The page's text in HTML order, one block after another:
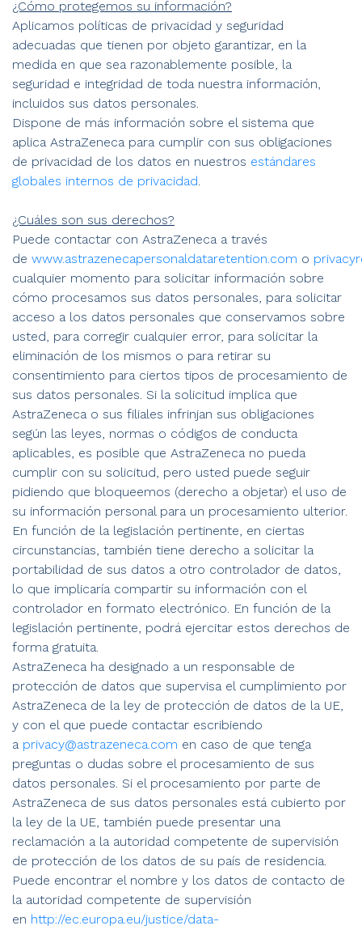
¿Cómo protegemos su información?
Aplicamos políticas de privacidad y seguridad
adecuadas que tienen por objeto garantizar, en la
medida en que sea razonablemente posible, la
seguridad e integridad de toda nuestra información,
incluidos sus datos personales.
Dispone de más información sobre el sistema que
aplica AstraZeneca para cumplir con sus obligaciones
de privacidad de los datos en nuestros estándares
globales internos de privacidad.
¿Cuáles son sus derechos?
Puede contactar con AstraZeneca a través
de www.astrazenecapersonaldataretention.com o
cualquier momento para solicitar información sobre
cómo procesamos sus datos personales, para solicitar
acceso a los datos personales que conservamos sobre
usted, para corregir cualquier error, para solicitar la
eliminación de los mismos o para retirar su
consentimiento para ciertos tipos de procesamiento de
sus datos personales. Si la solicitud implica que
AstraZeneca o sus filiales infrinjan sus obligaciones
según las leyes, normas o códigos de conducta
aplicables, es posible que AstraZeneca no pueda
cumplir con su solicitud, pero usted puede seguir
pidiendo que bloqueemos (derecho a objetar) el uso de
su información personal para un procesamiento ulterior.
En función de la legislación pertinente, en ciertas
circunstancias, también tiene derecho a solicitar la
portabilidad de sus datos a otro controlador de datos,
lo que implicaría compartir su información con el
controlador en formato electrónico. En función de la
legislación pertinente, podrá ejercitar estos derechos de
forma gratuita.
AstraZeneca ha designado a un responsable de
protección de datos que supervisa el cumplimiento por
AstraZeneca de la ley de protección de datos de la UE,
y con el que puede contactar escribiendo
a privacy@astrazeneca.com en caso de que tenga
preguntas o dudas sobre el procesamiento de sus
datos personales. Si el procesamiento por parte de
AstraZeneca de sus datos personales está cubierto por
la ley de la UE, también puede presentar una
reclamación a la autoridad competente de supervisión
de protección de los datos de su país de residencia.
Puede encontrar el nombre y los datos de contacto de
la autoridad competente de supervisión
en http://ec.europa.eu/justice/data-